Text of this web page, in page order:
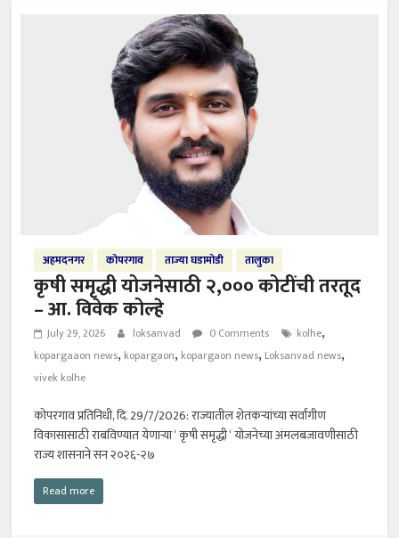
अहमदनगर कोपरगाव ताज्या घडामोडी तालुका
कृषी समृद्धी योजनेसाठी २,००० कोटींची तरतूद
– आ. विवेक कोल्हे
July 29, 2026 loksanvad 0 Comments kolhe,
kopargaaon news, kopargaon, kopargaon news, Loksanvad news,
vivek kolhe
कोपरगाव प्रतिनिधी, दि. 29/7/2026: राज्यातील शेतकऱ्यांच्या सर्वांगीण
विकासासाठी राबविण्यात येणाऱ्या ‘ कृषी समृद्धी ‘ योजनेच्या अंमलबजावणीसाठी
राज्य शासनाने सन २०२६-२७
Read more